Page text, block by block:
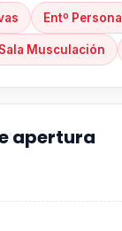
Entº Personal
Sala Musculación
apertura